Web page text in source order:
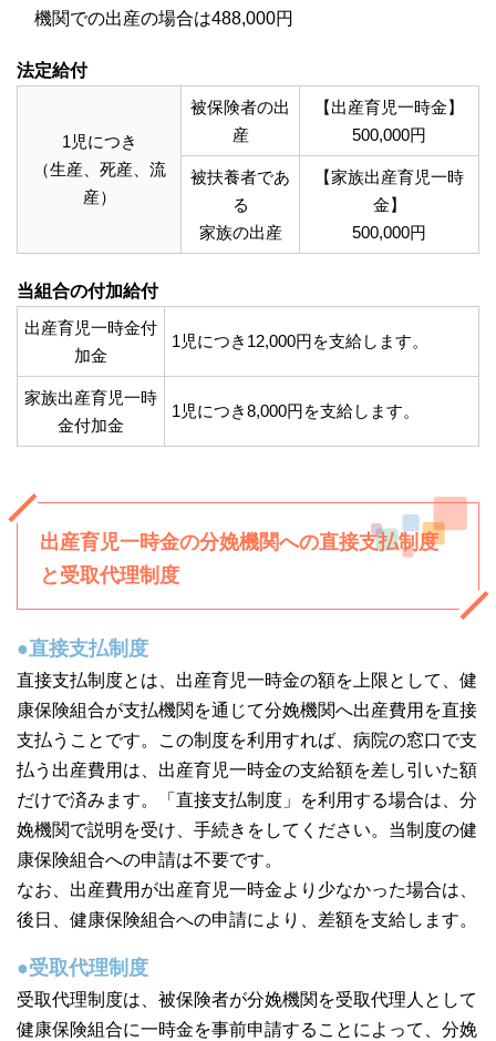
機関での出産の場合は488,000円
法定給付
1児につき
（生産、死産、流
産）
被保険者の出
産
【出産育児一時金】
500,000円
被扶養者であ
る
家族の出産
【家族出産育児一時
金】
500,000円
当組合の付加給付
出産育児一時金付
加金
1児につき12,000円を支給します。
家族出産育児一時
金付加金
1児につき8,000円を支給します。
出産育児一時金の分娩機関への直接支払制度
と受取代理制度
●直接支払制度
直接支払制度とは、出産育児一時金の額を上限として、健
康保険組合が支払機関を通じて分娩機関へ出産費用を直接
支払うことです。この制度を利用すれば、病院の窓口で支
払う出産費用は、出産育児一時金の支給額を差し引いた額
だけで済みます。「直接支払制度」を利用する場合は、分
娩機関で説明を受け、手続きをしてください。当制度の健
康保険組合への申請は不要です。
なお、出産費用が出産育児一時金より少なかった場合は、
後日、健康保険組合への申請により、差額を支給します。
●受取代理制度
受取代理制度は、被保険者が分娩機関を受取代理人として
健康保険組合に一時金を事前申請することによって、分娩